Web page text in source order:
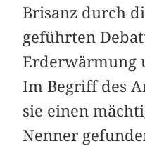
Brisanz durch
geführten
Erderwärmung
Im Begriff des
sie einen
Nenner